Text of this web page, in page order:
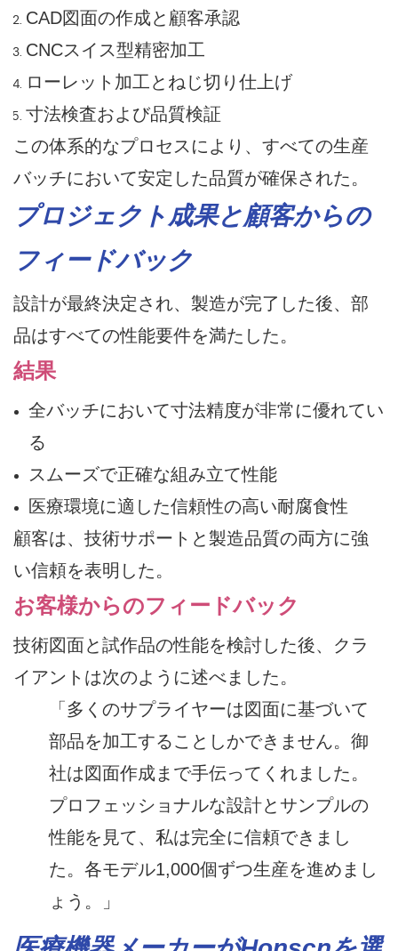
CAD図面の作成と顧客承認
CNCスイス型精密加工
ローレット加工とねじ切り仕上げ
寸法検査および品質検証
この体系的なプロセスにより、すべての生産
バッチにおいて安定した品質が確保された。
プロジェクト成果と顧客からの
フィードバック
設計が最終決定され、製造が完了した後、部
品はすべての性能要件を満たした。
結果
全バッチにおいて寸法精度が非常に優れてい
る
スムーズで正確な組み立て性能
医療環境に適した信頼性の高い耐腐食性
顧客は、技術サポートと製造品質の両方に強
い信頼を表明した。
お客様からのフィードバック
技術図面と試作品の性能を検討した後、クラ
イアントは次のように述べました。
「多くのサプライヤーは図面に基づいて
部品を加工することしかできません。御
社は図面作成まで手伝ってくれました。
プロフェッショナルな設計とサンプルの
性能を見て、私は完全に信頼できまし
た。各モデル1,000個ずつ生産を進めまし
ょう。」